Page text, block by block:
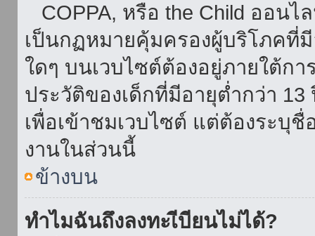
COPPA, หรือ the Child ออนไ
เป็นกฏหมายคุ้มครองผู้บริโภคที่
ใดๆ บนเวบไซต์ต้องอยู่ภายใต้ก
ประวัติของเด็กที่มีอายุต่ำกว่า
เพื่อเข้าชมเวบไซต์ แต่ต้องระบุ
งานในส่วนนี้
ข้างบน
ทำไมฉันถึงลงทะเีบียนไม่ได้?